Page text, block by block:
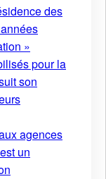
des
»
pour la
son
agences
un